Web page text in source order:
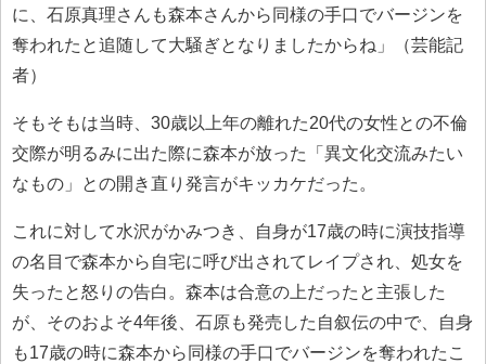
に、石原真理さんも森本さんから同様の手口でバージンを
奪われたと追随して大騒ぎとなりましたからね」（芸能記
者）
そもそもは当時、30歳以上年の離れた20代の女性との不倫
交際が明るみに出た際に森本が放った「異文化交流みたい
なもの」との開き直り発言がキッカケだった。
これに対して水沢がかみつき、自身が17歳の時に演技指導
の名目で森本から自宅に呼び出されてレイプされ、処女を
失ったと怒りの告白。森本は合意の上だったと主張した
が、そのおよそ4年後、石原も発売した自叙伝の中で、自身
も17歳の時に森本から同様の手口でバージンを奪われたこ